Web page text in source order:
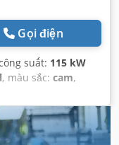
Gọi điện
suất: 115 kW
, màu sắc: cam,